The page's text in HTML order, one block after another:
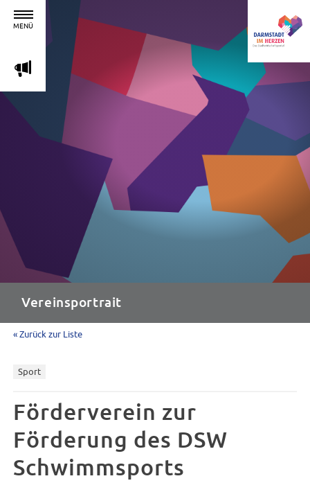
MENÜ
m
Vereinsportrait
« Zurück zur Liste
Sport
Förderverein zur
Förderung des DSW
Schwimmsports